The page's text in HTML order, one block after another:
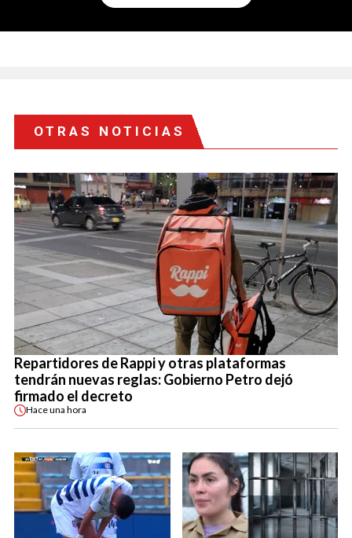
OTRAS NOTICIAS
Repartidores de Rappi y otras plataformas
tendrán nuevas reglas: Gobierno Petro dejó
firmado el decreto
Haceuna hora